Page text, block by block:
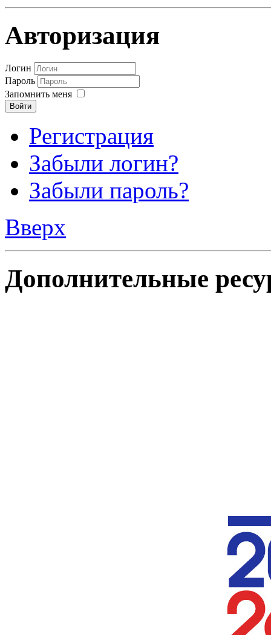
Авторизация
Логин
Пароль
Запомнить меня
Войти
Регистрация
Забыли логин?
Забыли пароль?
Вверх
Дополнительные